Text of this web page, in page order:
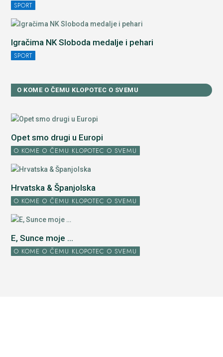
SPORT
Igračima NK Sloboda medalje i pehari
SPORT
O KOME O ČEMU KLOPOTEC O SVEMU
Opet smo drugi u Europi
O KOME O ČEMU KLOPOTEC O SVEMU
Hrvatska & Španjolska
O KOME O ČEMU KLOPOTEC O SVEMU
E, Sunce moje ...
O KOME O ČEMU KLOPOTEC O SVEMU